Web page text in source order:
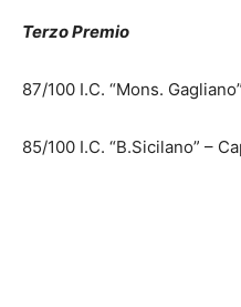
Terzo Premio
87/100 I.C. “Mons.
85/100 I.C. “B.Sicilano” –